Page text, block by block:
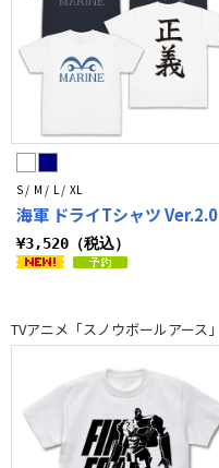
S / M / L / XL
海軍 ドライTシャツ Ver.2.0
¥3,520（税込）
TVアニメ「スノウボールアース」